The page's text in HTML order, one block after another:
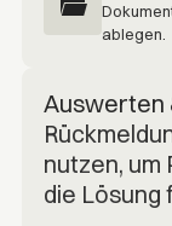
ablegen.
Auswerten
nutzen, um
die Lösung